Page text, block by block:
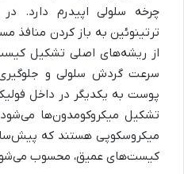
چرخه سلولی اپیدرم دارد.
ترتینوئین به باز کردن
از ریشه‌های اصلی تشکیل
سرعت گردش سلولی و
پوست به یکدیگر در داخل
تشکیل میکروکومدون‌ها
میکروسکوپی هستند که
کیست‌های عمیق، محسوب